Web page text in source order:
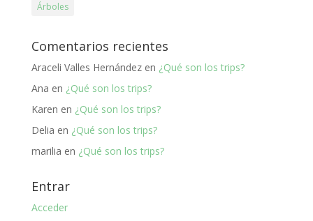
Árboles
Comentarios recientes
Araceli Valles Hernándezen ¿Qué son los trips?
Ana en ¿Qué son los trips?
Karen en ¿Qué son los trips?
Delia en ¿Qué son los trips?
marilia en ¿Qué son los trips?
Entrar
Acceder